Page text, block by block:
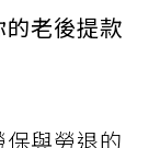
老後提款
與勞退的